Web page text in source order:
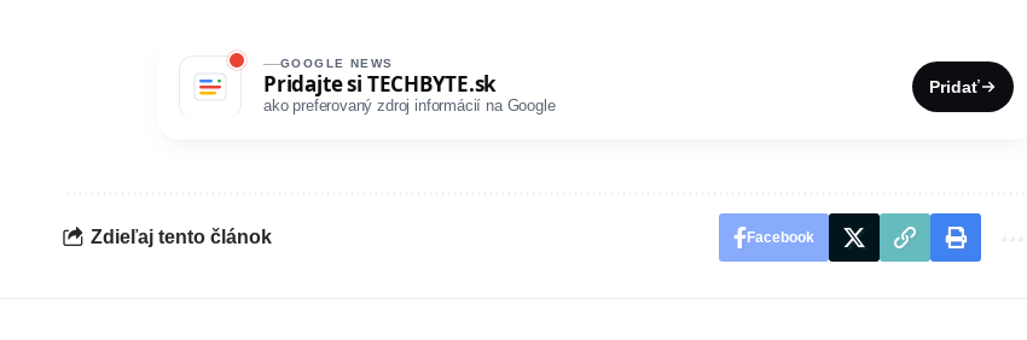
GOOGLE NEWS
Pridajte si TECHBYTE.sk
ako preferovaný zdroj informácií na Google
Pridať
Zdieľaj tento článok Facebook